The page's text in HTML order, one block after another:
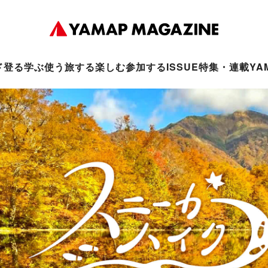
登る学ぶ使う旅する楽しむ参加するISSUE特集・連載